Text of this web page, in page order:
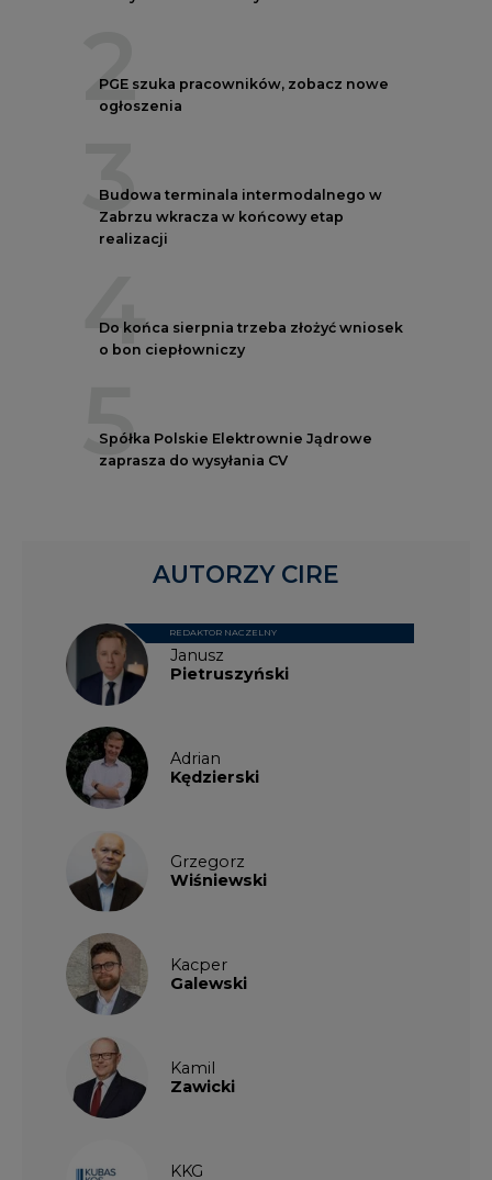
2
PGE szuka pracowników, zobacz nowe
ogłoszenia
3
Budowa terminala intermodalnego w
Zabrzu wkracza w końcowy etap
realizacji
4
Do końca sierpnia trzeba złożyć wniosek
o bon ciepłowniczy
5
Spółka Polskie Elektrownie Jądrowe
zaprasza do wysyłania CV
Janusz
Pietruszyński
REDAKTOR NACZELNY
Adrian
Kędzierski
Grzegorz
Wiśniewski
Kacper
Galewski
Kamil
Zawicki
KKG
AUTORZY CIRE